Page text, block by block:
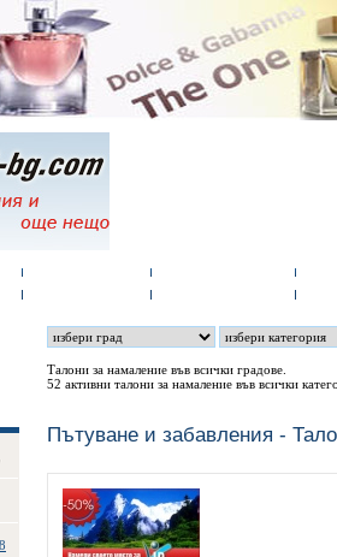
Талони за намаление във всички градове.
52 активни талони за намаление във всички
Пътуване и забавления -